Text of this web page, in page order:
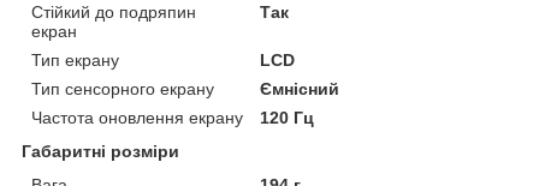
Стійкий до подряпин
екран
Так
Тип екрану
LCD
Тип сенсорного екрану
Ємнісний
Частота оновлення екрану
120 Гц
Габаритні розміри